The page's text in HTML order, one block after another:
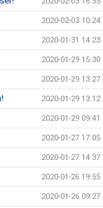
2020-02-03 10:24
2020-01-31 14:23
2020-01-29 15:30
2020-01-29 13:27
2020-01-29 13:12
2020-01-29 09:41
2020-01-27 17:05
2020-01-27 14:37
2020-01-26 19:55
2020-01-26 09:27